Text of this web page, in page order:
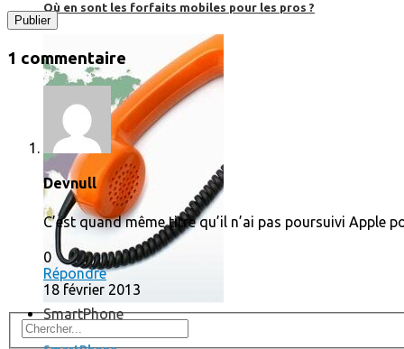
Où en sont les forfaits mobiles pour les pros ?
SmartPhone
1 commentaire
Devnull
C’est quand même titre qu’il n’ai pas poursuivi
0
Répondre
18 février 2013